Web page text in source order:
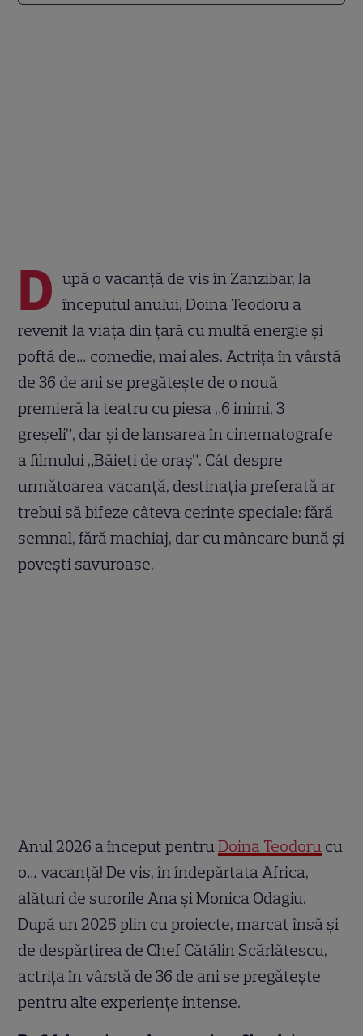
D upă o vacanță de vis în Zanzibar, la
începutul anului, Doina Teodoru a
revenit la viața din țară cu multă energie și
poftă de… comedie, mai ales. Actrița în vârstă
de 36 de ani se pregătește de o nouă
premieră la teatru cu piesa „6 inimi, 3
greșeli”, dar și de lansarea în cinematografe
a filmului „Băieți de oraș”. Cât despre
următoarea vacanță, destinația preferată ar
trebui să bifeze câteva cerințe speciale: fără
semnal, fără machiaj, dar cu mâncare bună și
povești savuroase.
Anul 2026 a început pentruDoina Teodoru cu
o… vacanță! De vis, în îndepărtata Africa,
alături de surorile Ana și Monica Odagiu.
După un 2025 plin cu proiecte, marcat însă și
de despărțirea de Chef Cătălin Scărlătescu,
actrița în vârstă de 36 de ani se pregătește
pentru alte experiențe intense.